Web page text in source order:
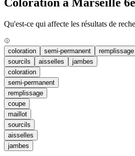
Qu'est-ce qui affecte les résultats de
coloration semi-permanent remplissage
sourcils
aisselles
jambes
coloration
semi-permanent
remplissage
coupe
maillot
sourcils
aisselles
jambes